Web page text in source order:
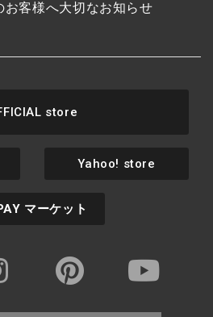
お客様へ大切なお知らせ
store
Yahoo! store
マーケット